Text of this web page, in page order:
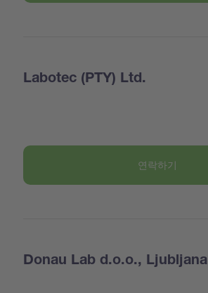
Labotec (PTY) Ltd.
연락하기
Donau Lab d.o.o., Ljubljana